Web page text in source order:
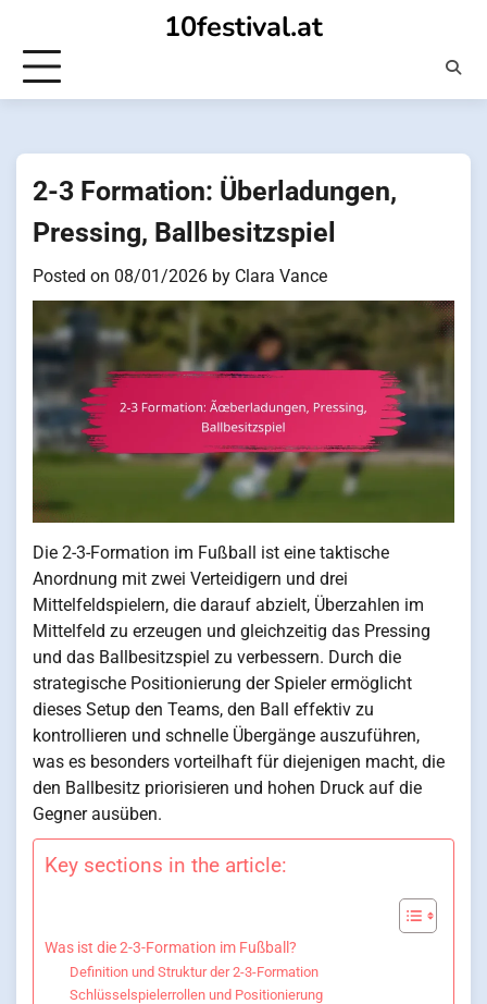
content
10festival.at
2-3 Formation: Überladungen,
Pressing, Ballbesitzspiel
Posted on 08/01/2026 by Clara Vance
Die 2-3-Formation im Fußball ist eine taktische
Anordnung mit zwei Verteidigern und drei
Mittelfeldspielern, die darauf abzielt, Überzahlen im
Mittelfeld zu erzeugen und gleichzeitig das Pressing
und das Ballbesitzspiel zu verbessern. Durch die
strategische Positionierung der Spieler ermöglicht
dieses Setup den Teams, den Ball effektiv zu
kontrollieren und schnelle Übergänge auszuführen,
was es besonders vorteilhaft für diejenigen macht, die
den Ballbesitz priorisieren und hohen Druck auf die
Gegner ausüben.
Key sections in the article:
Was ist die 2-3-Formation im Fußball?
Definition und Struktur der 2-3-Formation
Schlüsselspielerrollen und Positionierung